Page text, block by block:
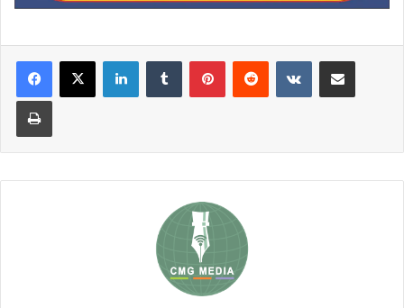
LinkedInTumblr PinterestReddit VKontakteShare via Email
Print